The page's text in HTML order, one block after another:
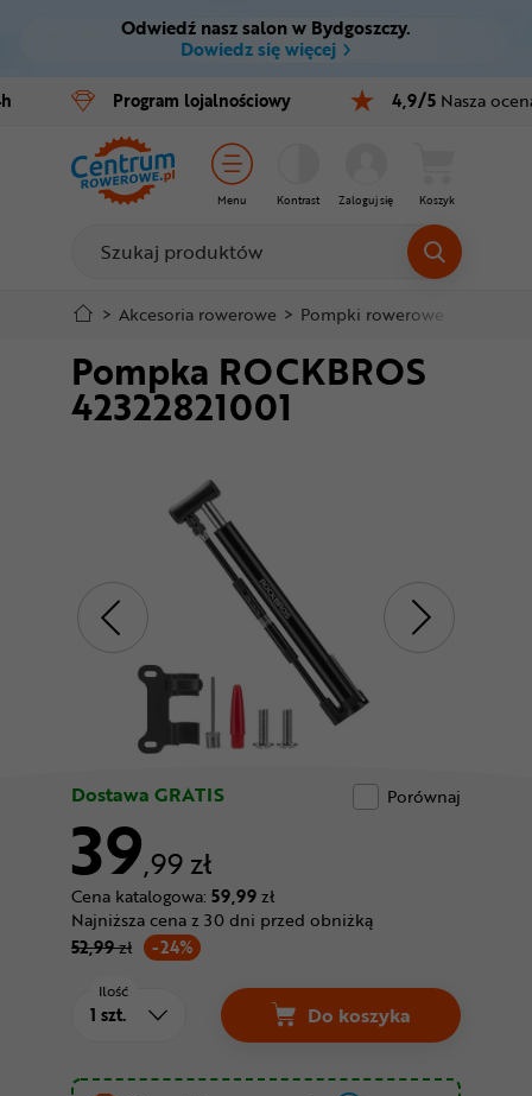
Ctrl M
Menu główne
Informacje o produkcie
Do koszyka
Szczegółowe informacje
Stopka
Odwiedź nasz salon w Bydgoszczy.
Dowiedz się więcej
Program lojalnościowy 4,9/5 Nasza
Menu Kontrast Zaloguj się Koszyk
Rowery
E-bike
Części
Akcesoria
Odzież
Kaski
Buty
Nowości
Superoferta
> Akcesoria rowerowe > Pompki rowerowe
Pompka ROCKBROS
42322821001
Dostawa GRATIS Porównaj
39,99 zł
Cena katalogowa: 59,99zł
-24%
Najniższa cena z 30 dni przed obniżką
52,99zł
Ilość
Do koszyka
Pompka